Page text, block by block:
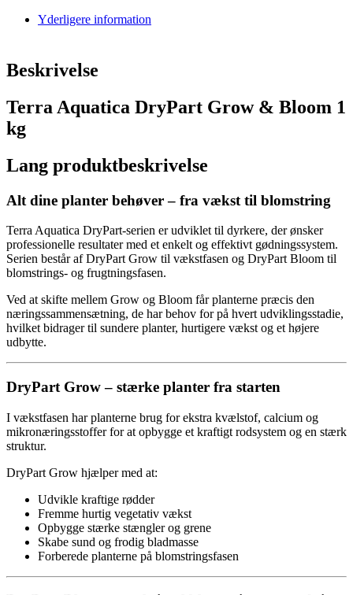
Yderligere information
Beskrivelse
Terra Aquatica DryPart Grow & Bloom 1
kg
Lang produktbeskrivelse
Alt dine planter behøver – fra vækst til blomstring
Terra Aquatica DryPart-serien er udviklet til dyrkere, der ønsker
professionelle resultater med et enkelt og effektivt gødningssystem.
Serien består af DryPart Grow til vækstfasen og DryPart Bloom til
blomstrings- og frugtningsfasen.
Ved at skifte mellem Grow og Bloom får planterne præcis den
næringssammensætning, de har behov for på hvert udviklingsstadie,
hvilket bidrager til sundere planter, hurtigere vækst og et højere
udbytte.
DryPart Grow – stærke planter fra starten
I vækstfasen har planterne brug for ekstra kvælstof, calcium og
mikronæringsstoffer for at opbygge et kraftigt rodsystem og en stærk
struktur.
DryPart Grow hjælper med at:
Udvikle kraftige rødder
Fremme hurtig vegetativ vækst
Opbygge stærke stængler og grene
Skabe sund og frodig bladmasse
Forberede planterne på blomstringsfasen